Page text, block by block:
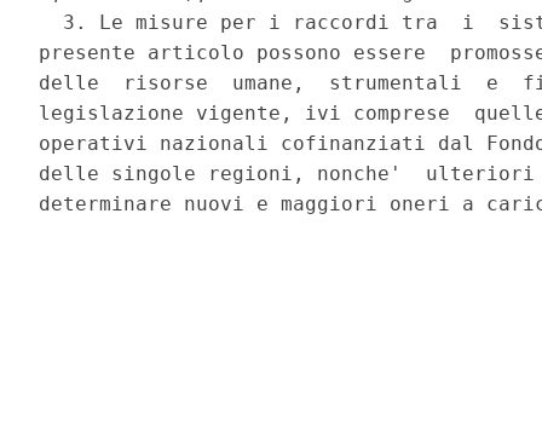
3. Le misure per i raccordi tra  i
presente articolo possono essere
delle  risorse  umane,  strumentali  e
legislazione vigente, ivi comprese
operativi nazionali cofinanziati dal
delle singole regioni, nonche'